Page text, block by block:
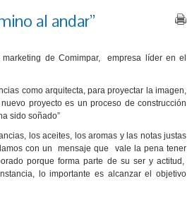
al andar”
de Comimpar, empresa líder en el
como arquitecta, para proyectar la imagen,
proyecto es un proceso de construcción
sido soñado”
los aceites, los aromas y las notas justas
con un mensaje que vale la pena tener
porque forma parte de su ser y actitud,
lo importante es alcanzar el objetivo